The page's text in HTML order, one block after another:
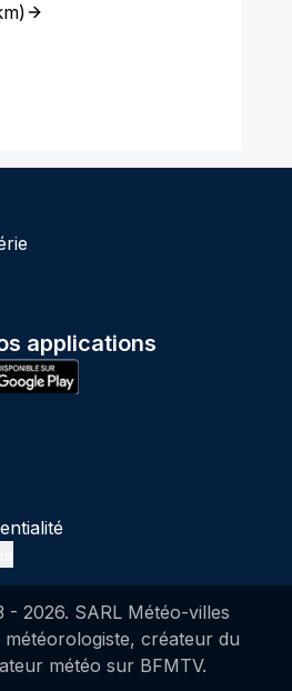
)
applications
- 2026. SARL Météo-villes
météorologiste, créateur du
météo sur BFMTV.